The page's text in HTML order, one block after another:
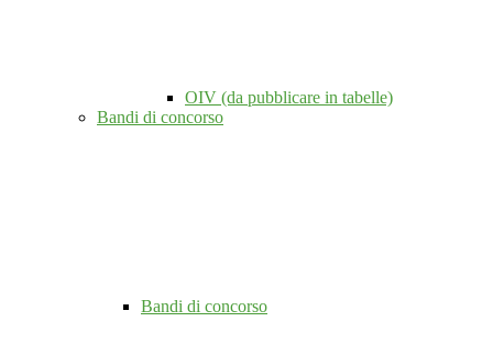
OIV (da pubblicare in tabelle)
Bandi di concorso
Bandi di concorso